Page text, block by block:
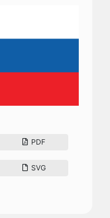
PDF
SVG